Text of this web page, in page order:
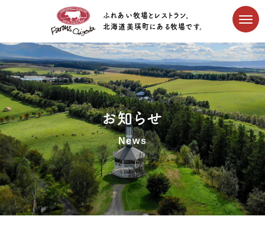
ふれあい牧場とレストラン、
北海道美瑛町にある牧場です。
お知らせ
News